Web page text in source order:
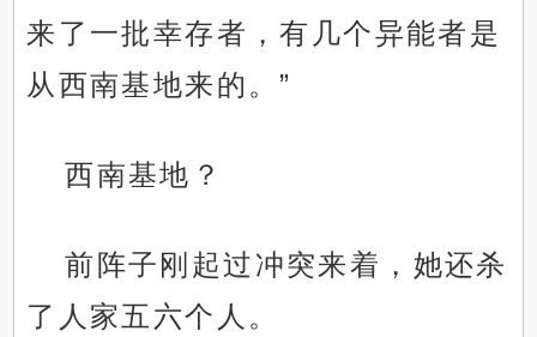
来了一批幸存者，有几个异能者是
从西南基地来的。”
西南基地？
前阵子刚起过冲突来着，她还杀
了人家五六个人。